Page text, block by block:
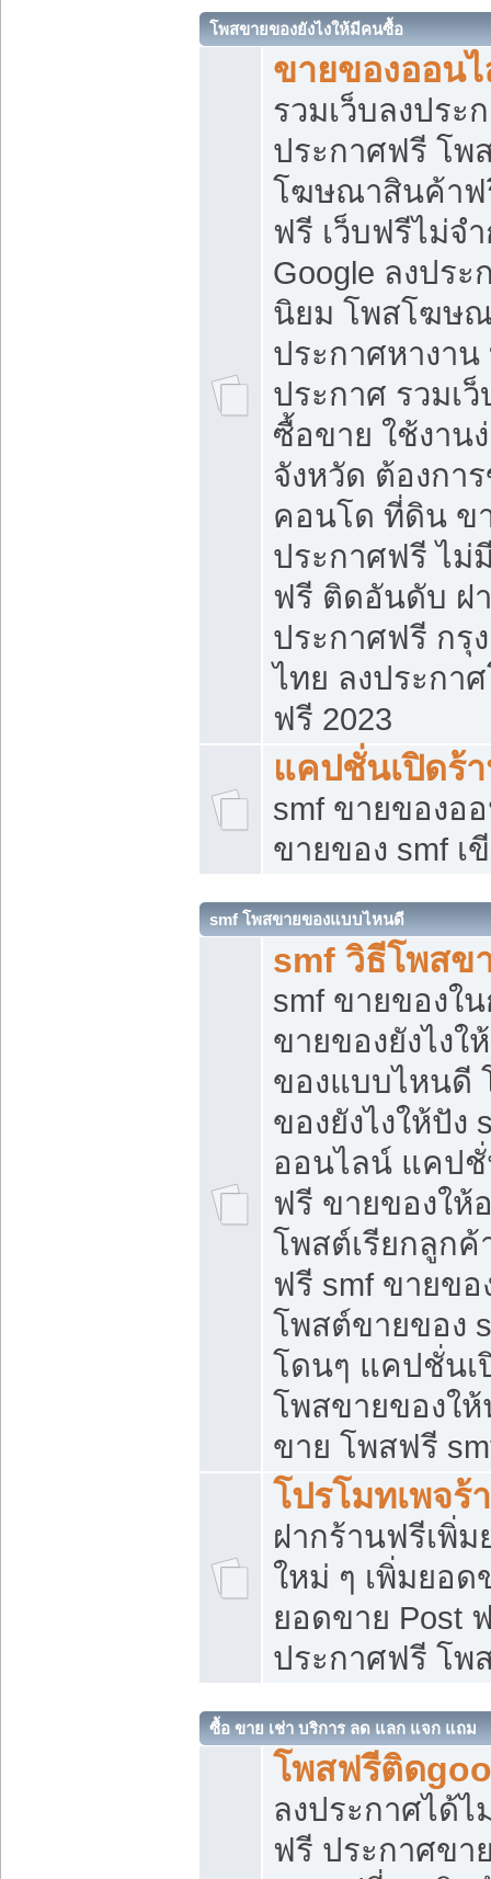
โพสขายของยังไงให้มีคนซื้อ
ขายของออน
รวมเว็บลงประ
ประกาศฟรี โพ
โฆษณาสินค้าฟ
ฟรี เว็บฟรีไม่จ
Google ลงปร
นิยม โพสโฆษ
ประกาศหางาน
ประกาศ รวมเ
ซื้อขาย ใช้งาน
จังหวัด ต้องกา
คอนโด ที่ดิน ข
ประกาศฟรี ไม่
ฟรี ติดอันดับ ฝ
ประกาศฟรี กรุ
ไทย ลงประกา
ฟรี 2023
แคปชั่นเปิดร้
smf ขายของอ
ขายของ smf เ
smf โพสขายของแบบไหนดี
smf วิธีโพสข
smf ขายของใ
ขายของยังไง
ของแบบไหนดี
ของยังไงให้ปั
ออนไลน์ แคป
ฟรี ขายของให้
โพสต์เรียกลูกค้
ฟรี smf ขายขอ
โพสต์ขายของ
โดนๆ แคปชั่นเ
โพสขายของใ
ขาย โพสฟรี
โปรโมทเพจร้
ฝากร้านฟรีเพิ่
ใหม่ ๆ เพิ่มยอด
ยอดขาย Post
ประกาศฟรี โพ
ซื้อ ขาย เช่า บริการ ลด แลก แจก แถม
โพสฟรีติด
ลงประกาศได้
ฟรี ประกาศข